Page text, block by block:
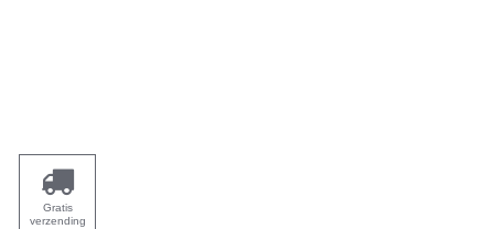
Gratis
verzending